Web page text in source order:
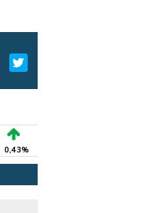
0,43%